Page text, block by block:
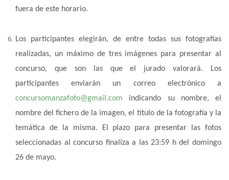
fuera de este horario.
Los participantes elegirán, de entre todas sus fotografías
realizadas, un máximo de tres imágenes para presentar al
concurso, que son las que el jurado valorará. Los
participantes enviarán un correo electrónico a
concursomanzafoto@gmail.com indicando su nombre, el
nombre del fichero de la imagen, el título de la fotografía y la
temática de la misma. El plazo para presentar las fotos
seleccionadas al concurso finaliza a las 23:59 h del domingo
26 de mayo.